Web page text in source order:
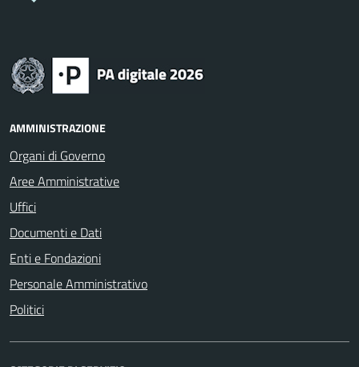
AMMINISTRAZIONE
Organi di Governo
Aree Amministrative
Uffici
Documenti e Dati
Enti e Fondazioni
Personale Amministrativo
Politici